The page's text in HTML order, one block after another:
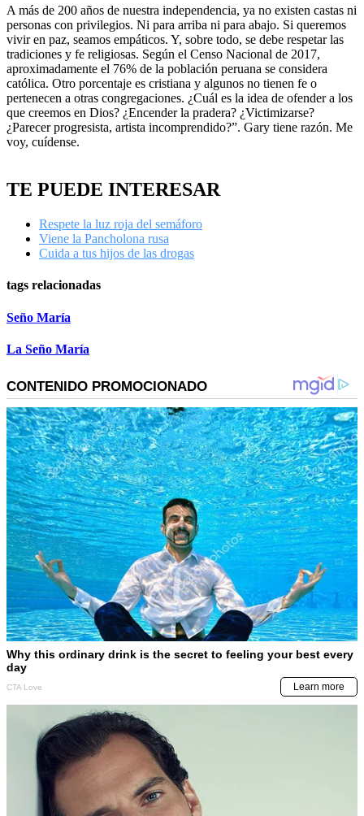
A más de 200 años de nuestra independencia, ya no existen castas ni
personas con privilegios. Ni para arriba ni para abajo. Si queremos
vivir en paz, seamos empáticos. Y, sobre todo, se debe respetar las
tradiciones y fe religiosas. Según el Censo Nacional de 2017,
aproximadamente el 76% de la población peruana se considera
católica. Otro porcentaje es cristiana y algunos no tienen fe o
pertenecen a otras congregaciones. ¿Cuál es la idea de ofender a los
que creemos en Dios? ¿Encender la pradera? ¿Victimizarse?
¿Parecer progresista, artista incomprendido?”. Gary tiene razón. Me
voy, cuídense.
TE PUEDE INTERESAR
Respete la luz roja del semáforo
Viene la Pancholona rusa
Cuida a tus hijos de las drogas
tags relacionadas
Seño María
La Seño María